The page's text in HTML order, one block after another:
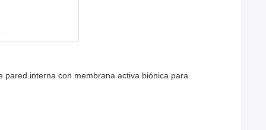
interna con membrana activa biónica para